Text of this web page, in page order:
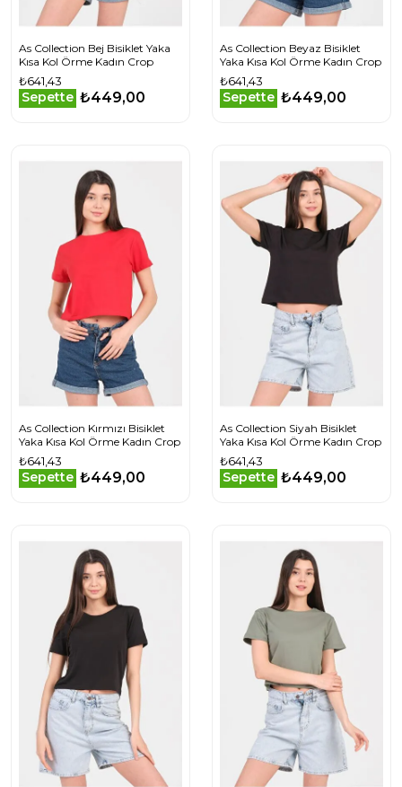
As Collection Bej Bisiklet Yaka
Kısa Kol Örme Kadın Crop
₺641,43
Sepette ₺449,00
As Collection Beyaz Bisiklet
Yaka Kısa Kol Örme Kadın Crop
₺641,43
Sepette ₺449,00
As Collection Kırmızı Bisiklet
Yaka Kısa Kol Örme Kadın Crop
₺641,43
Sepette ₺449,00
As Collection Siyah Bisiklet
Yaka Kısa Kol Örme Kadın Crop
₺641,43
Sepette ₺449,00